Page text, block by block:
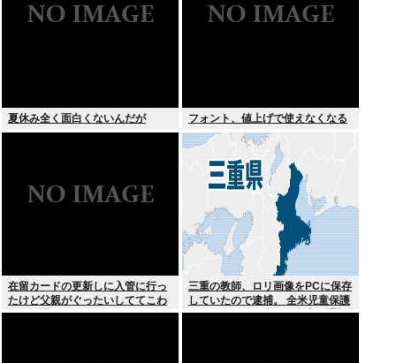
夏休み全く面白くないんだが フォント、値上げで使えなくなる
在留カードの更新しに入管に行っ
たけど父親がぐったいしててこわ
い要介護3
三重の教師、ロリ画像をPCに保存
していたので逮捕。 全米児童保護
センターから日本の警察庁に通報